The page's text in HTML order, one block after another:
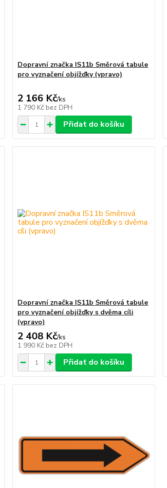
Dopravní značka IS11b Směrová tabule
pro vyznačení objížďky (vpravo)
2 166 Kč/ks
1 790 Kč bez DPH
Přidat do košíku
Dopravní značka IS11b Směrová tabule
pro vyznačení objížďky s dvěma cíli
(vpravo)
2 408 Kč/ks
1 990 Kč bez DPH
Přidat do košíku